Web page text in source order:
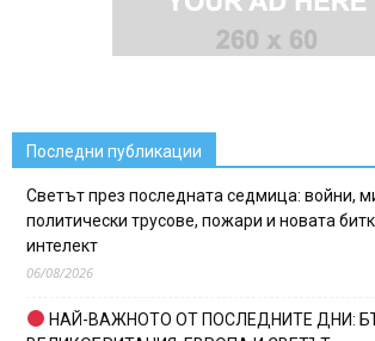
Последни публикации
Светът през последната седмица: войни,
политически трусове, пожари и новата
интелект
06/08/2026
НАЙ-ВАЖНОТО ОТ ПОСЛЕДНИТЕ ДНИ: